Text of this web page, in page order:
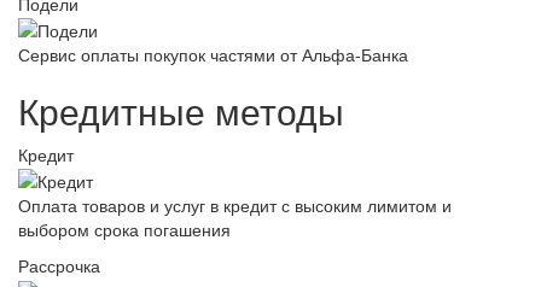
Сервис оплаты покупок частями от Альфа-Банка
Кредитные методы
Кредит
Оплата товаров и услуг в кредит с высоким лимитом и
выбором срока погашения
Рассрочка